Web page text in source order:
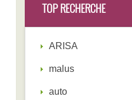
TOP RECHERCHE
ARISA
malus
auto